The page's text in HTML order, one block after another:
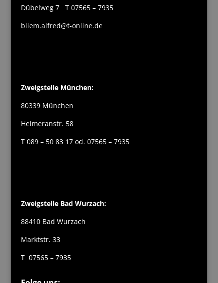
Dübelweg 7 T 07565 – 7935
bliem.alfred@t-online.de
Zweigstelle München:
80339 München
Heimeranstr. 58
T 089 – 50 83 17 od. 07565 – 7935
Zweigstelle Bad Wurzach:
88410 Bad Wurzach
Marktstr. 33
T 07565 – 7935